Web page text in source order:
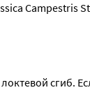
Campestris
сгиб.